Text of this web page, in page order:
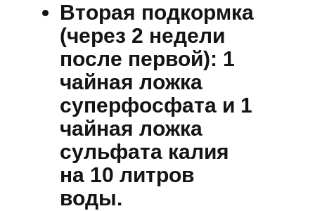
Вторая подкормка
(через 2 недели
после первой): 1
чайная ложка
суперфосфата и 1
чайная ложка
сульфата калия
на 10 литров
воды.